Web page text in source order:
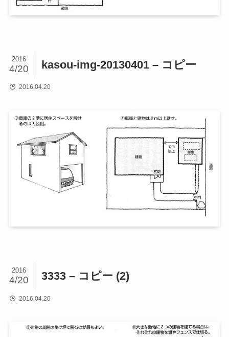
kasou-img-20130401 – コピー
2016
4/20
2016.04.20
3333 – コピー (2)
2016
4/20
2016.04.20